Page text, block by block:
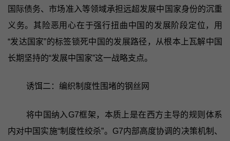
国际债务、市场准入等领域承担远超发展中国家身份的沉重
义务。其险恶用心在于强行扭曲中国的发展阶段定位，用
“发达国家”的标签锁死中国的发展路径，从根本上瓦解中国
长期坚持的“发展中国家”这一战略支点。
诱饵二：编织制度性围堵的钢丝网
将中国纳入G7框架，本质上是在西方主导的规则体系
内对中国实施“制度性绞杀”。G7内部高度协调的决策机制、